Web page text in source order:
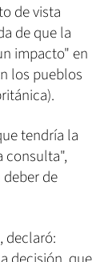
de vista
de que la
impacto" en
los pueblos
tendría la
consulta",
de
declaró: